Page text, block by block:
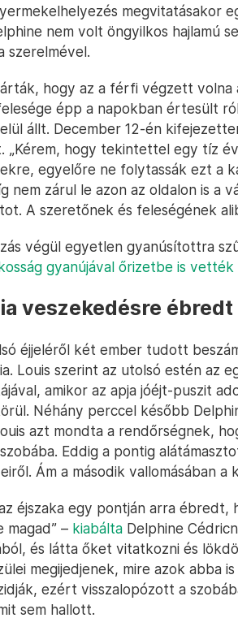
megvitatásakor
nem volt öngyilkos hajlamú
szerelmével.
hogy az a férfi végzett volna
épp a napokban értesült
állt. December 12-én
„Kérem, hogy tekintettel egy tíz
egyelőre ne folytassák ezt a
nem zárul le azon az oldalon is a
A szeretőnek és feleségének
végül egyetlen gyanúsítottra
gyanújával őrizetbe is vették
veszekedésre ébredt
éjjeléről két ember tudott
Louis szerint az utolsó estén az
amikor az apja jóéjt-puszit
Néhány perccel később
azt mondta a rendőrségnek,
Eddig a pontig
Ám a második vallomásában a
éjszaka egy pontján arra ébredt,
magad” – kiabálta Delphine
és látta őket vitatkozni és
megijedjenek, mire azok abba
ezért visszalopózott a
sem hallott.